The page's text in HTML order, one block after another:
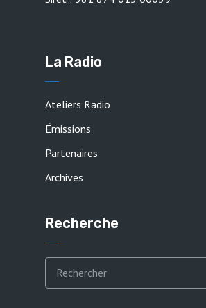
La Radio
Ateliers Radio
Émissions
Partenaires
Archives
Recherche